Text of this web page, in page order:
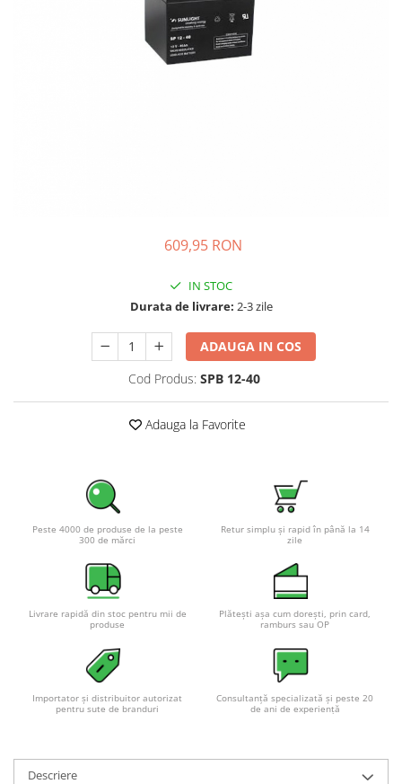
Panouri fotovoltaice si accesorii
Sisteme prindere panouri
Sisteme de stocare energie
Pachete complete stocare energie
Sisteme de Stocare Comerciale
Sisteme fotovoltaice de putere
mica (rulota/caravan/case de
Sisteme fotovoltaice profesionale
Statii de incarcare vehicule
Statii de incarcare
Cabluri de incarcare vehicule
Prize de incarcare vehicule
electrice
Turbine eoliene pentru casă
609,95 RON
IN STOC
Durata de livrare: 2-3 zile
ADAUGA IN COS
Cod Produs: SPB 12-40
Adauga la Favorite
Peste 4000 de produse de la peste
300 de mărci
Retur simplu și rapid în până la 14
zile
Livrare rapidă din stoc pentru mii de
produse
Plătești așa cum dorești, prin card,
ramburs sau OP
Importator și distribuitor autorizat
pentru sute de branduri
Consultanță specializată și peste 20
de ani de experiență
Descriere